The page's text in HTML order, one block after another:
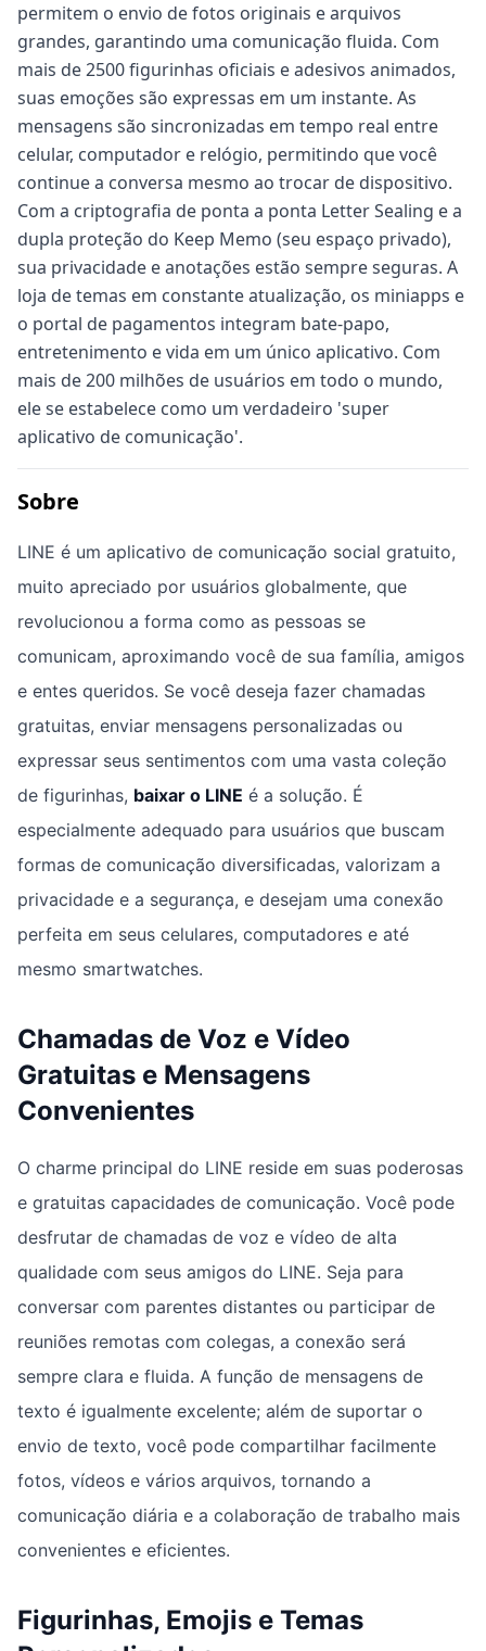
permitem o envio de fotos originais e arquivos
grandes, garantindo uma comunicação fluida. Com
mais de 2500 figurinhas oficiais e adesivos animados,
suas emoções são expressas em um instante. As
mensagens são sincronizadas em tempo real entre
celular, computador e relógio, permitindo que você
continue a conversa mesmo ao trocar de dispositivo.
Com a criptografia de ponta a ponta Letter Sealing e a
dupla proteção do Keep Memo (seu espaço privado),
sua privacidade e anotações estão sempre seguras. A
loja de temas em constante atualização, os miniapps e
o portal de pagamentos integram bate-papo,
entretenimento e vida em um único aplicativo. Com
mais de 200 milhões de usuários em todo o mundo,
ele se estabelece como um verdadeiro 'super
aplicativo de comunicação'.
Sobre
LINE é um aplicativo de comunicação social gratuito,
muito apreciado por usuários globalmente, que
revolucionou a forma como as pessoas se
comunicam, aproximando você de sua família, amigos
e entes queridos. Se você deseja fazer chamadas
gratuitas, enviar mensagens personalizadas ou
expressar seus sentimentos com uma vasta coleção
de figurinhas, baixar o LINE é a solução. É
especialmente adequado para usuários que buscam
formas de comunicação diversificadas, valorizam a
privacidade e a segurança, e desejam uma conexão
perfeita em seus celulares, computadores e até
mesmo smartwatches.
Chamadas de Voz e Vídeo
Gratuitas e Mensagens
Convenientes
O charme principal do LINE reside em suas poderosas
e gratuitas capacidades de comunicação. Você pode
desfrutar de chamadas de voz e vídeo de alta
qualidade com seus amigos do LINE. Seja para
conversar com parentes distantes ou participar de
reuniões remotas com colegas, a conexão será
sempre clara e fluida. A função de mensagens de
texto é igualmente excelente; além de suportar o
envio de texto, você pode compartilhar facilmente
fotos, vídeos e vários arquivos, tornando a
comunicação diária e a colaboração de trabalho mais
convenientes e eficientes.
Figurinhas, Emojis e Temas